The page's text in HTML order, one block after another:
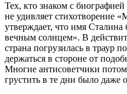
Тех, кто знаком с
не удивляет стихотворение
утверждает, что имя Сталина
вечным солнцем». В
страна погрузилась в траур
держаться в стороне от
Многие антисоветчики
грустить в те дни было даже